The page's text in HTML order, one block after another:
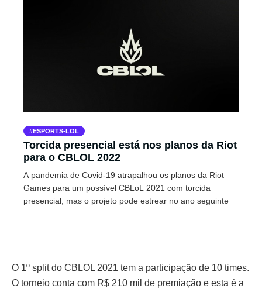
ESPORTS-LOL
Torcida presencial está nos planos da Riot
para o CBLOL 2022
A pandemia de Covid-19 atrapalhou os planos da Riot
Games para um possível CBLoL 2021 com torcida
presencial, mas o projeto pode estrear no ano seguinte
O 1º split do CBLOL 2021 tem a participação de 10 times.
O torneio conta com R$ 210 mil de premiação e esta é a